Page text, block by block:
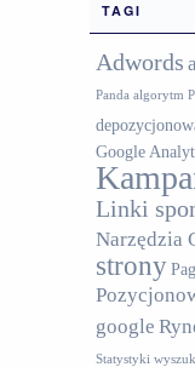
TAGI
Adwords
Panda algorytm
Google
Linki
Narzędzia
strony
google
Statystyki